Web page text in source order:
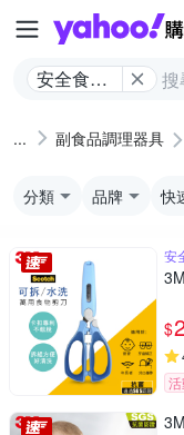
安全食物
副食品調理器具
分類 品牌 快
安
$